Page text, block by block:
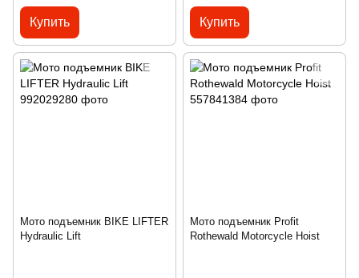
Купить Купить
Мото подъемник BIKE LIFTER
Hydraulic Lift
Мото подъемник Profit
Rothewald Motorcycle Hoist